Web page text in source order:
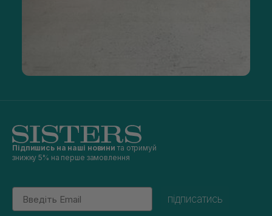
Підпишись на наші новини та отримуй
знижку 5% на перше замовлення
Email
підписатись